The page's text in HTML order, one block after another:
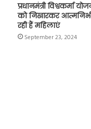
प्रधानमंत्री विश्वकर्मा
को निखारकर
रही हैं महिलाएं
September 23, 2024